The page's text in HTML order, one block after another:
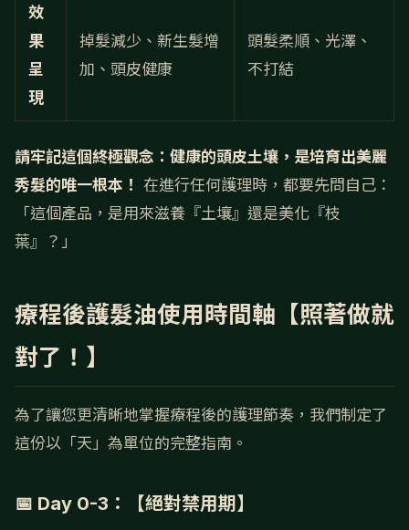
效
果
呈
現
掉髮減少、新生髮增
加、頭皮健康
頭髮柔順、光澤、
不打結
請牢記這個終極觀念：健康的頭皮土壤，是培育出美麗
秀髮的唯一根本！ 在進行任何護理時，都要先問自己：
「這個產品，是用來滋養『土壤』還是美化『枝
葉』？」
療程後護髮油使用時間軸【照著做就
對了！】
為了讓您更清晰地掌握療程後的護理節奏，我們制定了
這份以「天」為單位的完整指南。
📅 Day 0-3：【絕對禁用期】